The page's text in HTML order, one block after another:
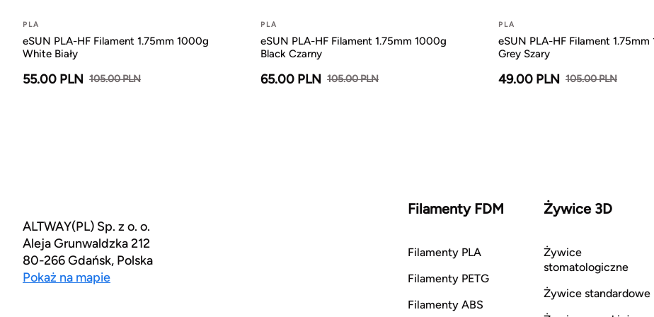
PLA
eSUN PLA-HF Filament 1.75mm 1000g
White Biały
55.00 PLN 105.00 PLN
PLA
eSUN PLA-HF Filament 1.75mm 1000g
Black Czarny
65.00 PLN 105.00 PLN
PLA
eSUN PLA-HF Filament
Grey Szary
49.00 PLN 105.00 PLN
ALTWAY(PL) Sp. z o. o.
Aleja Grunwaldzka 212
80-266 Gdańsk, Polska
Pokaż na mapie
Filamenty FDM
Filamenty PLA
Filamenty PETG
Filamenty ABS
Żywice 3D
Żywice
stomatologiczne
Żywice standardowe